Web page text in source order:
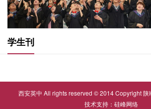
学生刊
西安英中 All rights reserved © 2014 Copyright陕
技术支持： 硅峰网络